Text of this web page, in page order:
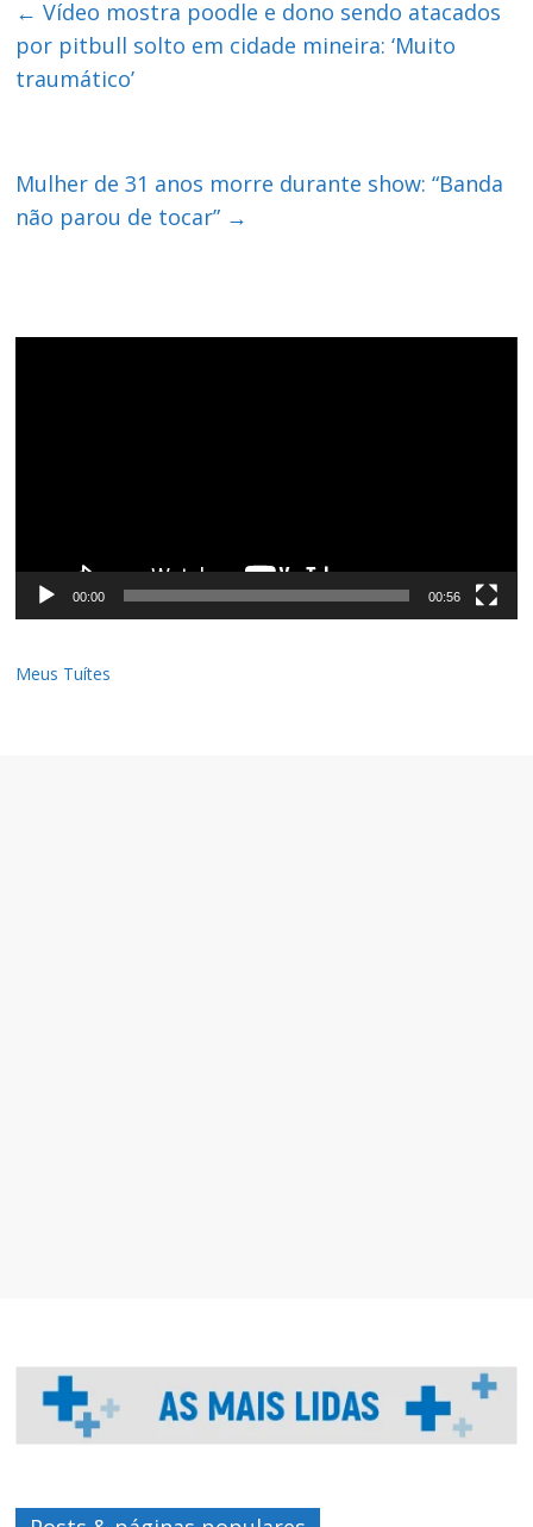
← Vídeo mostra poodle e dono sendo atacados
por pitbull solto em cidade mineira: ‘Muito
traumático’
Mulher de 31 anos morre durante show: “Banda
não parou de tocar” →
00:00 00:56
Meus Tuítes